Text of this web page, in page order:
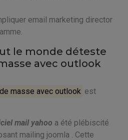
email marketing director
le monde déteste
avec outlook
masse avec outlook est
mail yahoo a été plébiscité
mailing joomla . Cette